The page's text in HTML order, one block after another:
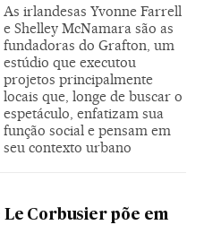
As irlandesas Yvonne Farrell
e Shelley McNamara são as
fundadoras do Grafton, um
estúdio que executou
projetos principalmente
locais que, longe de buscar o
espetáculo, enfatizam sua
função social e pensam em
seu contexto urbano
Corbusier põe em